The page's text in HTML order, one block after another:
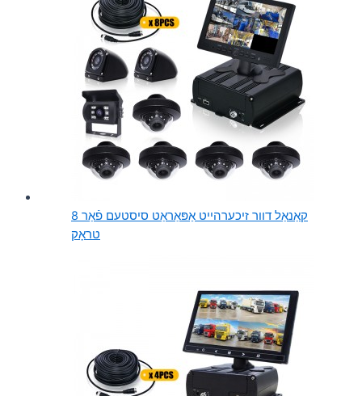
8 קאַנאַל דוור זיכערהייט אַפּאַראַט סיסטעם פֿאַר
טראָק